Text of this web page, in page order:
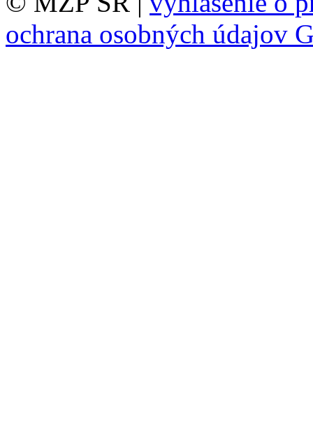
ochrana osobných údajov